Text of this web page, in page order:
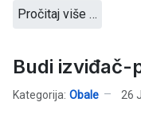
Pročitaj više …
Budi izviđač-
Kategorija: Obale 26